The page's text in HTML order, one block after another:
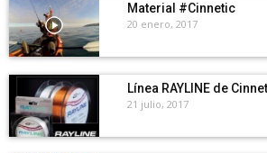
Material #Cinnetic
20 enero, 2017
Línea RAYLINE de
21 julio, 2017